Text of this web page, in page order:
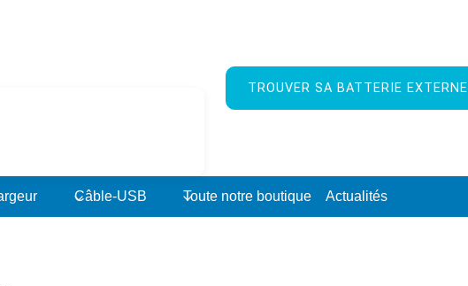
TROUVER SA BATTERIE EXTERNE
Câble-USB Toute notre boutique Actualités